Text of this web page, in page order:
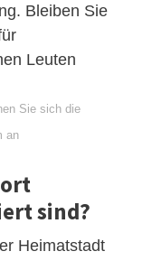
Bleiben Sie
Leuten
Sie sich die
an
sind?
Heimatstadt